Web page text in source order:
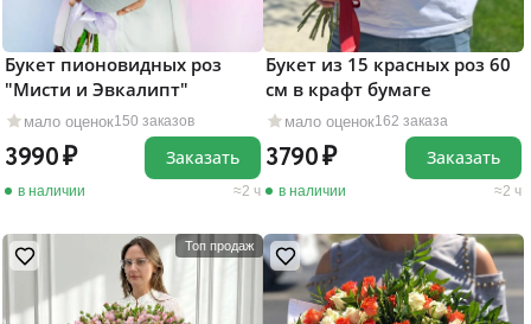
мало оценок150 заказов
Букет пионовидных роз
"Мисти и Эвкалипт"
3990
в наличии 2 ч
Заказать
мало оценок162 заказа
Букет из 15 красных роз 60
см в крафт бумаге
3790
в наличии 2 ч
Заказать
Топ продаж